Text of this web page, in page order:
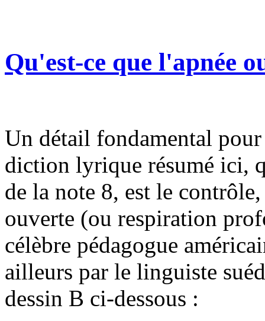
Qu'est-ce que l'apnée
Un détail fondamental
diction lyrique résumé ici,
de la note 8, est le
ouverte (ou respiration
célèbre pédagogue
ailleurs par le linguiste
dessin B ci-dessous :